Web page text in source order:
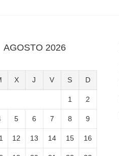
AGOSTO 2026
X J V S D
1 2
5 6 7 8 9
12 13 14 15 16